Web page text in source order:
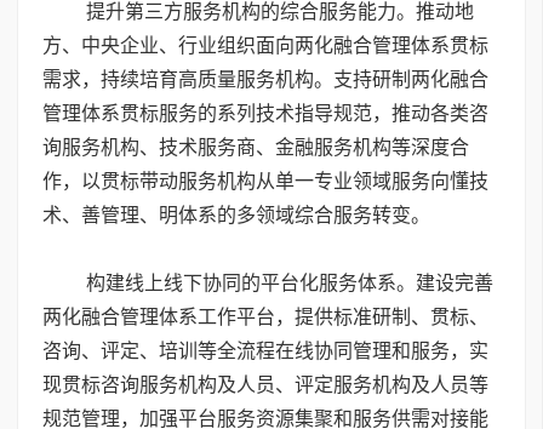
提升第三方服务机构的综合服务能力。推动地
方、中央企业、行业组织面向两化融合管理体系贯标
需求，持续培育高质量服务机构。支持研制两化融合
管理体系贯标服务的系列技术指导规范，推动各类咨
询服务机构、技术服务商、金融服务机构等深度合
作，以贯标带动服务机构从单一专业领域服务向懂技
术、善管理、明体系的多领域综合服务转变。
构建线上线下协同的平台化服务体系。建设完善
两化融合管理体系工作平台，提供标准研制、贯标、
咨询、评定、培训等全流程在线协同管理和服务，实
现贯标咨询服务机构及人员、评定服务机构及人员等
规范管理，加强平台服务资源集聚和服务供需对接能